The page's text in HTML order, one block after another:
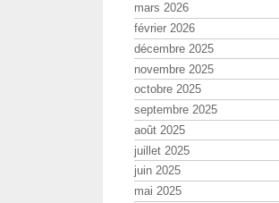
mars 2026
février 2026
décembre 2025
novembre 2025
octobre 2025
septembre 2025
août 2025
juillet 2025
juin 2025
mai 2025